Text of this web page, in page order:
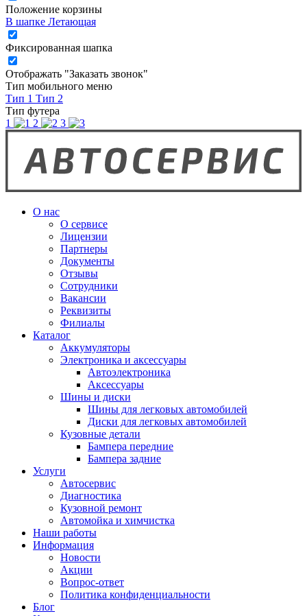
Положение корзины
В шапке Летающая
Фиксированная шапка
Отображать "Заказать звонок"
Тип мобильного меню
Тип 1 Тип 2
Тип футера
1
2 3
О нас
О сервисе
Лицензии
Партнеры
Документы
Отзывы
Сотрудники
Вакансии
Реквизиты
Филиалы
Каталог
Аккумуляторы
Электроника и аксессуары
Автоэлектроника
Аксессуары
Шины и диски
Шины для легковых автомобилей
Диски для легковых автомобилей
Кузовные детали
Бампера передние
Бампера задние
Услуги
Автосервис
Диагностика
Кузовной ремонт
Автомойка и химчистка
Наши работы
Информация
Новости
Акции
Вопрос-ответ
Политика конфиденциальности
Блог